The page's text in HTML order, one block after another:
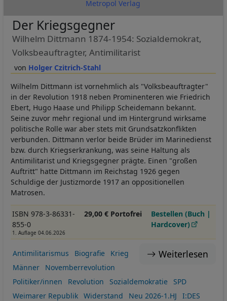
Metropol Verlag
Holger Czitrich-Stahl
Der Kriegsgegner
Wilhelm Dittmann 1874-1954: Sozialdemokrat,
Volksbeauftragter, Antimilitarist
Wilhelm Dittmann ist vornehmlich als "Volksbeauftragter"
in der Revolution 1918 neben Prominenteren wie Friedrich
Ebert, Hugo Haase und Philipp Scheidemann bekannt.
Seine zuvor mehr regional und im Hintergrund wirksame
politische Rolle war aber stets mit Grundsatzkonflikten
verbunden. Dittmann verlor beide Brüder im Marinedienst
bzw. durch Kriegserkrankung, was seine Haltung als
Antimilitarist und Kriegsgegner prägte. Einen "großen
Auftritt" hatte Dittmann im Reichstag 1926 gegen
Schuldige der Justizmorde 1917 an oppositionellen
Matrosen.
ISBN 978-3-86331-
855-0
1. Auflage 04.06.2026
29,00 € Portofrei
Bestellen (Buch |
Hardcover)
Weiterlesen
Antimilitarismus Biografie
Krieg
Männer
Novemberrevolution
Politiker/innen
Revolution Sozialdemokratie
SPD
Weimarer Republik
Widerstand Neu 2026-1.HJ I:DES